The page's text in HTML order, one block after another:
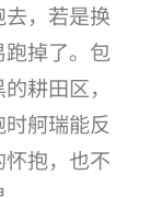
，若是换
掉了。包
耕田区，
舸瑞能反
抱，也不